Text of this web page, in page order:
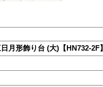
月形飾り台 (大)【HN732-2F】